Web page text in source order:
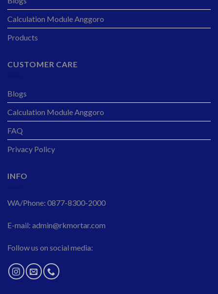
Calculation Module Anggoro
Products
CUSTOMER CARE
Blogs
Calculation Module Anggoro
FAQ
Privacy Policy
INFO
WA/Phone: 0877-8300-2000
E-mail: admin@rkmortar.com
Follow us on social media: